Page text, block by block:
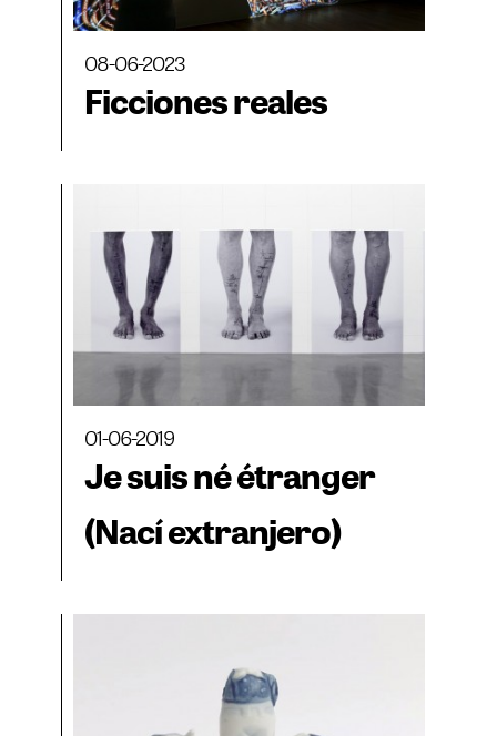
08-06-2023
Ficciones reales
01-06-2019
Je suis né étranger
(Nací extranjero)